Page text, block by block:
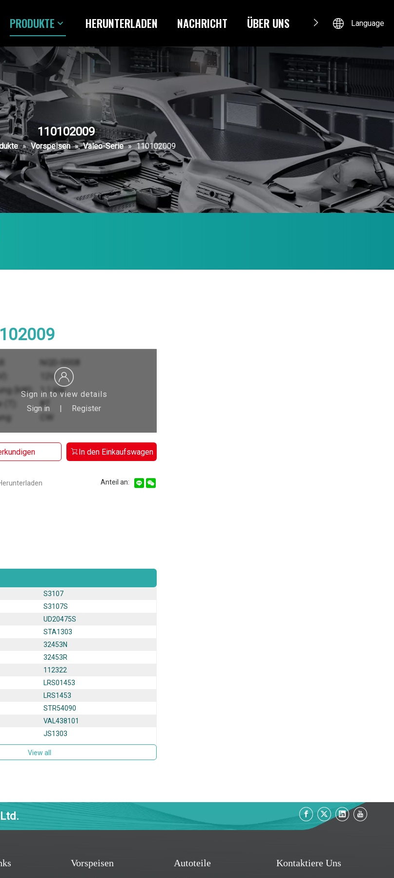
PRODUKTE HERUNTERLADEN NACHRICHT ÜBER UNS KONTAKTIERE UNS
Language
110102009
» Vorspeisen » Valeo-Serie » 110102009
12V
(kW):
1,1 kW
(T):
8T
Sign in to view details
Sign in
| Register
In den Einkaufswagen
Anteil an:
S3107
S3107S
UD20475S
STA1303
32453N
32453R
112322
LRS01453
LRS1453
STR54090
VAL438101
JS1303
View all
Vorspeisen Autoteile Kontaktiere Uns